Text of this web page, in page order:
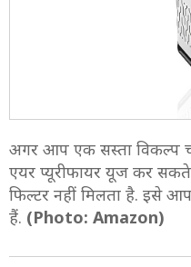
अगर आप एक सस्ता विकल्प
एयर प्यूरीफायर यूज कर
फिल्टर नहीं मिलता है. इसे
हैं. (Photo: Amazon)